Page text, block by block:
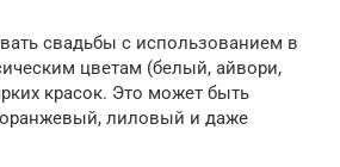
свадьбы с использованием в
цветам (белый, айвори,
красок. Это может быть
лиловый и даже